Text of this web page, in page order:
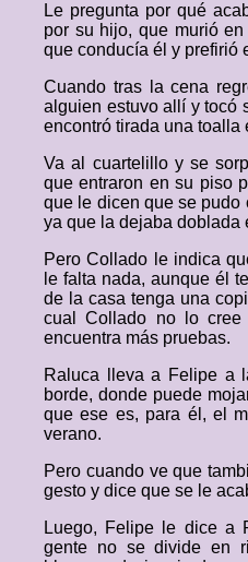
Le pregunta por qué
por su hijo, que murió
que conducía él y prefirió
Cuando tras la cena
alguien estuvo allí y tocó
encontró tirada una toalla
Va al cuartelillo y se
que entraron en su piso
que le dicen que se pudo
ya que la dejaba doblada
Pero Collado le indica
le falta nada, aunque él
de la casa tenga una
cual Collado no lo
encuentra más pruebas.
Raluca lleva a Felipe a
borde, donde puede
que ese es, para él, el
verano.
Pero cuando ve que
gesto y dice que se le
Luego, Felipe le dice a
gente no se divide en